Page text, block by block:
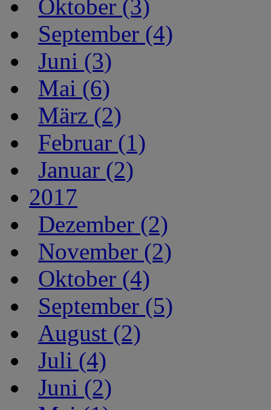
Oktober (3)
September (4)
Juni (3)
Mai (6)
März (2)
Februar (1)
Januar (2)
2017
Dezember (2)
November (2)
Oktober (4)
September (5)
August (2)
Juli (4)
Juni (2)